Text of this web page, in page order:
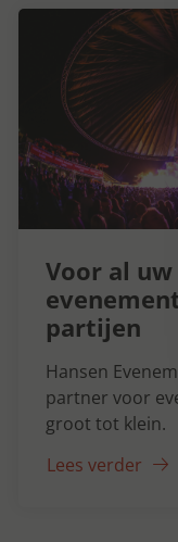
Voor al uw
partijen
Hansen
partner voor
groot tot klein.
Lees verder